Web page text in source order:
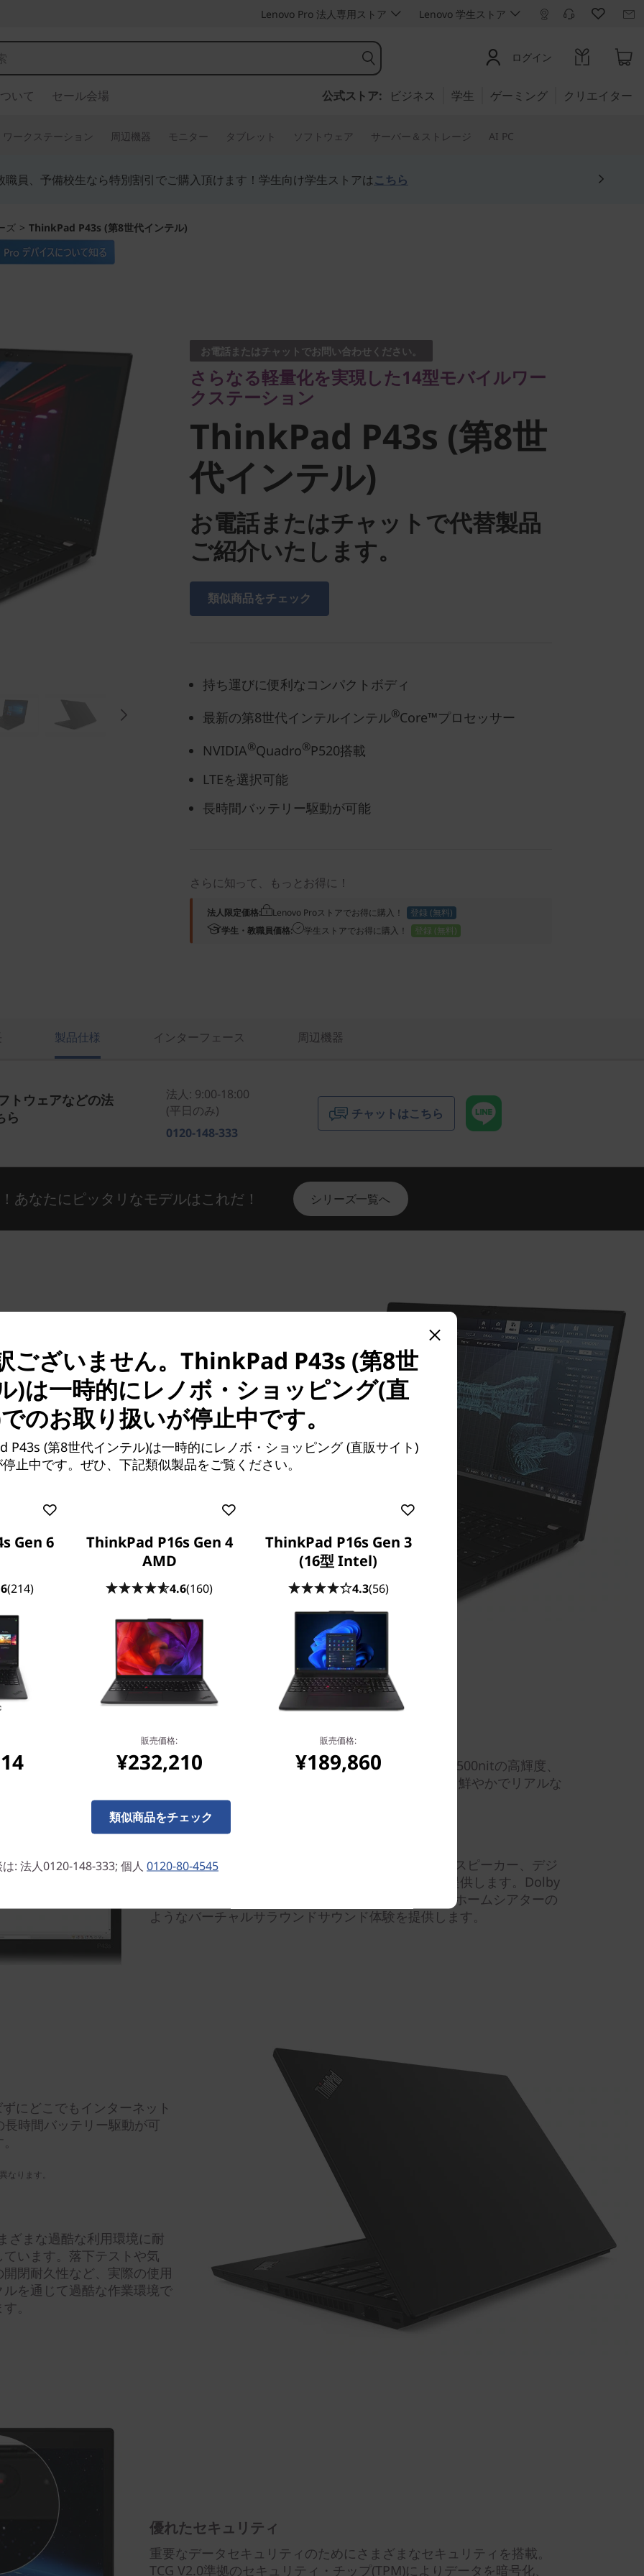
Lenovo Pro 法人専用ストア Lenovo 学生ストア
ログイン
いて セール会場 公式ストア: ビジネス 学生 ゲーミング クリエイター
ワークステーション 周辺機器 モニター タブレット ソフトウェア サーバー＆ストレージ AI PC
職員、予備校生なら特別割引でご購入頂けます！学生向け学生ストアはこちら
ズ > ThinkPad P43s (第8世代インテル)
クステーション
ThinkPad P43s (第8
世代インテル)
お電話またはチャットでお問い合わせください。
さらなる軽量化を実現した14型モバイルワー
クステーション
ThinkPad P43s (第8世
代インテル)
お電話またはチャットで代替製品
ご紹介いたします。
類似商品をチェック
持ち運びに便利なコンパクトボディ
最新の第8世代インテルインテル®Core™プロセッサー
NVIDIA®Quadro®P520搭載
LTEを選択可能
長時間バッテリー駆動が可能
さらに知って、もっとお得に！
法人限定価格: Lenovo Proストアでお得に購入！
登録 (無料)
学生・教職員価格:
学生ストアでお得に購入！ 登録 (無料)
製品仕様 インターフェース 周辺機器
トウェアなどの法
ら
法人: 9:00-18:00
(平日のみ)
0120-148-333
チャットはこちら
あなたにピッタリなモデルはこれだ！ シリーズ一覧へ
持ち運びに便利なコンパク
ロセッサー、
までメモリを拡張可能。
い通りに動かすことができ
鮮やかな詳細な映像
WQHD（2560 x 1440）のディスプレイを選択可能。500nitの高輝度、
Dolby Visionに対応し、精緻な色調表現が可能です。鮮やかでリアルな
映像をお楽しみください。
臨場感のあるサウンド
Dolby Audio™機能付きのオーディオ機能とステレオスピーカー、デジ
タルマイクロホンにより、優れたオーディオ体験を提供します。Dolby
Audio™は、パワフルで豊かなサウンドを調整して、ホームシアターの
ようなバーチャルサラウンドサウンド体験を提供します。
にどこでもインターネット
時間バッテリー駆動が可
なります。
ざまな過酷な利用環境に耐
います。落下テストや気
閉耐久性など、実際の使用
を通じて過酷な作業環境で
。
優れたセキュリティ
重要なデータセキュリティのためにさまざまなセキュリティを搭載。
TCG V2.0準拠のセキュリティ・チップ(TPM)によりデータを暗号化、
ございません。ThinkPad P43s (第8世
)は一時的にレノボ・ショッピング(直
のお取り扱いが停止中です。
P43s (第8世代インテル)は一時的にレノボ・ショッピング (直販サイト)
止中です。ぜひ、下記類似製品をご覧ください。
Gen 6
(214)
ThinkPad P16s Gen 4
AMD
4.6(160)
販売価格:
¥232,210
ThinkPad P16s Gen 3
(16型 Intel)
4.3(56)
販売価格:
¥189,860
類似商品をチェック
: 法人0120-148-333; 個人 0120-80-4545